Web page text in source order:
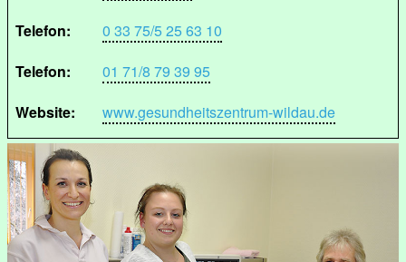
Telefon:
0 33 75/5 25 63 10
Telefon:
01 71/8 79 39 95
Website:
www.gesundheitszentrum-wildau.de